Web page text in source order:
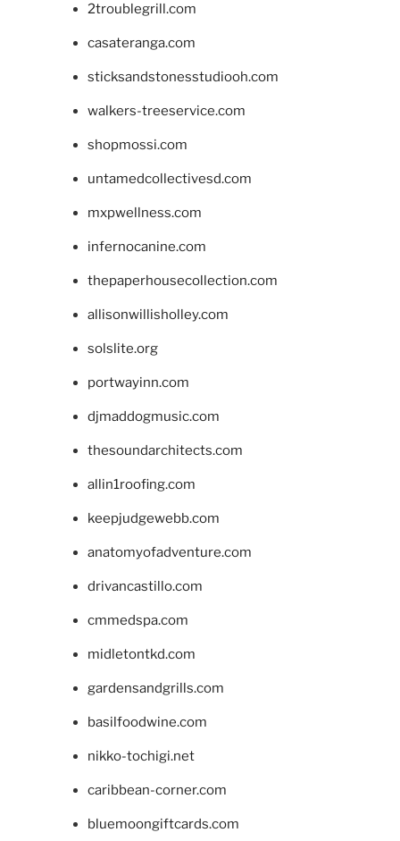
2troublegrill.com
casateranga.com
sticksandstonesstudiooh.com
walkers-treeservice.com
shopmossi.com
untamedcollectivesd.com
mxpwellness.com
infernocanine.com
thepaperhousecollection.com
allisonwillisholley.com
solslite.org
portwayinn.com
djmaddogmusic.com
thesoundarchitects.com
allin1roofing.com
keepjudgewebb.com
anatomyofadventure.com
drivancastillo.com
cmmedspa.com
midletontkd.com
gardensandgrills.com
basilfoodwine.com
nikko-tochigi.net
caribbean-corner.com
bluemoongiftcards.com